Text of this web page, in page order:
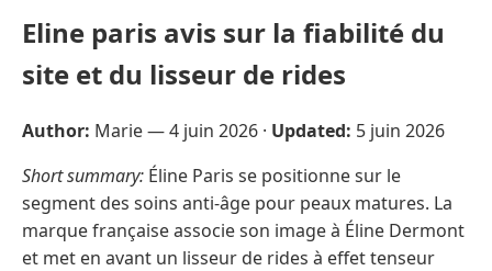
Eline paris avis sur la fiabilité du
site et du lisseur de rides
Author: Marie —4 juin 2026 · Updated: 5 juin 2026
Short summary: Éline Paris se positionne sur le
segment des soins anti-âge pour peaux matures. La
marque française associe son image à Éline Dermont
et met en avant un lisseur de rides à effet tenseur